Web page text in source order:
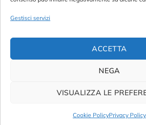
Gestisci servizi
ACCETTA
NEGA
VISUALIZZA LE
Cookie PolicyPrivacy Policy
Tel:
+39 049 76 16 98
Telefax: +39 049 870 95 10
Email:
© Copyright 2023/2026AB
Credits byNoima